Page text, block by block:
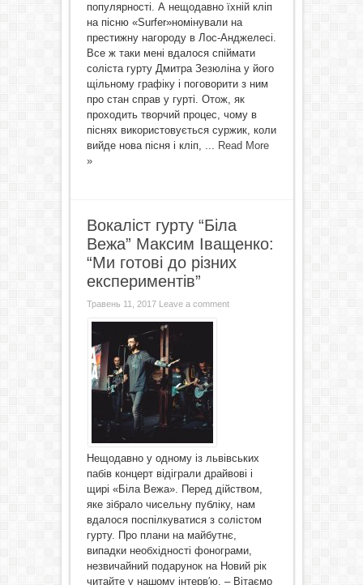
популярності. А нещодавно їхній кліп
на пісню «Surfer»номінували на
престижну нагороду в Лос-Анджелесі.
Все ж таки мені вдалося спіймати
соліста гурту Дмитра Зезюліна у його
щільному графіку і поговорити з ним
про стан справ у гурті. Отож, як
проходить творчий процес, чому в
піснях використовується суржик, коли
вийде нова пісня і кліп, ... Read More
»
Вокаліст гурту “Біла
Вежа” Максим Іващенко:
“Ми готові до різних
експериментів”
Травень 11, 2017 Leave a comment
Нещодавно у одному із львівських
пабів концерт відіграли драйвові і
щирі «Біла Вежа». Перед дійством,
яке зібрало чисельну публіку, нам
вдалося поспілкуватися з солістом
гурту. Про плани на майбутнє,
випадки необхідності фонограми,
незвичайний подарунок на Новий рік
читайте у нашому інтерв′ю. – Вітаємо